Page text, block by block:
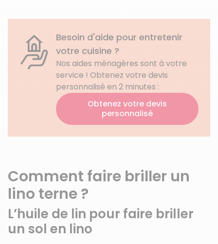
Besoin d'aide pour entretenir
votre cuisine ?
Nos aides ménagères sont à votre
service ! Obtenez votre devis
personnalisé en 2 minutes :
Obtenez votre devis
personnalisé
Comment faire briller un
lino terne ?
L’huile de lin pour faire briller
un sol en lino